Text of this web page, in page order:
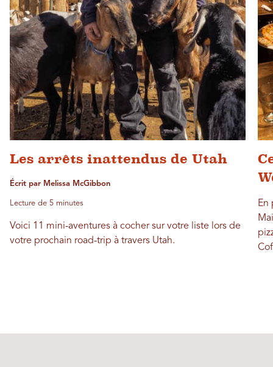
Les arrêts inattendus de Utah
Écrit par Melissa McGibbon
Lecture de 5 minutes
Voici 11 mini-aventures à cocher sur votre liste lors de
votre prochain road-trip à travers Utah.
En